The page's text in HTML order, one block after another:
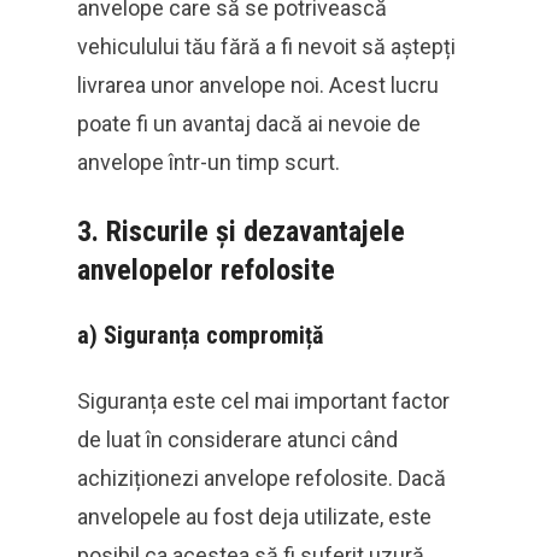
anvelope care să se potrivească
vehiculului tău fără a fi nevoit să aștepți
livrarea unor anvelope noi. Acest lucru
poate fi un avantaj dacă ai nevoie de
anvelope într-un timp scurt.
3. Riscurile și dezavantajele
anvelopelor refolosite
a) Siguranța compromiță
Siguranța este cel mai important factor
de luat în considerare atunci când
achiziționezi anvelope refolosite. Dacă
anvelopele au fost deja utilizate, este